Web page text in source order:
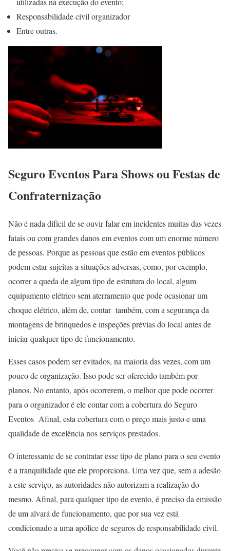
Responsabilidade civil organizador
Entre outras.
Seguro Eventos Para Shows ou Festas de
Confraternização
Não é nada difícil de se ouvir falar em incidentes muitas das vezes
fatais ou com grandes danos em eventos com um enorme número
de pessoas. Porque as pessoas que estão em eventos públicos
podem estar sujeitas a situações adversas, como, por exemplo,
ocorrer a queda de algum tipo de estrutura do local, algum
equipamento elétrico sem aterramento que pode ocasionar um
choque elétrico, além de, contar também, com a segurança da
montagens de brinquedos e inspeções prévias do local antes de
iniciar qualquer tipo de funcionamento.
Esses casos podem ser evitados, na maioria das vezes, com um
pouco de organização. Isso pode ser oferecido também por
planos. No entanto, após ocorrerem, o melhor que pode ocorrer
para o organizador é ele contar com a cobertura do Seguro
Eventos Afinal, esta cobertura com o preço mais justo e uma
qualidade de excelência nos serviços prestados.
O interessante de se contratar esse tipo de plano para o seu evento
é a tranquilidade que ele proporciona. Uma vez que, sem a adesão
a este serviço, as autoridades não autorizam a realização do
mesmo. Afinal, para qualquer tipo de evento, é preciso da emissão
de um alvará de funcionamento, que por sua vez está
condicionado a uma apólice de seguros de responsabilidade civil.